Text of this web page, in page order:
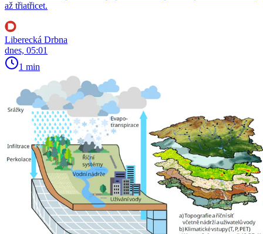
až třiatřicet.
Liberecká Drbna
dnes, 05:01
1 min